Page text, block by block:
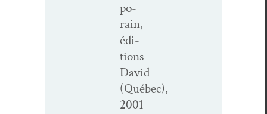
po­
rain,
édi­
tions
David
(Québec),
2001